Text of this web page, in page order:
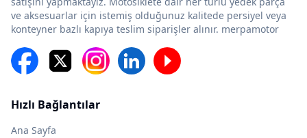
ve aksesuarlar için istemiş olduğunuz kalitede persiyel veya
konteyner bazlı kapıya teslim siparişler alınır. merpamotor
Hızlı Bağlantılar
Ana Sayfa